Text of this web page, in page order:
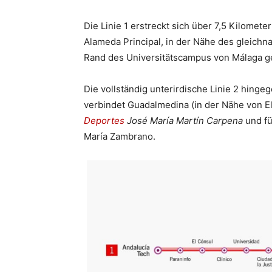
Die Linie 1 erstreckt sich über 7,5
Alameda Principal, in der Nähe des
Rand des Universitätscampus von Málaga
Die vollständig unterirdische Linie 2
verbindet Guadalmedina (in der Nähe von
Deportes José María Martín Carpena und
María Zambrano.